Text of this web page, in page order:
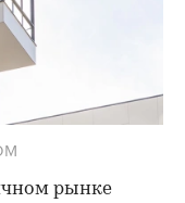
рынке